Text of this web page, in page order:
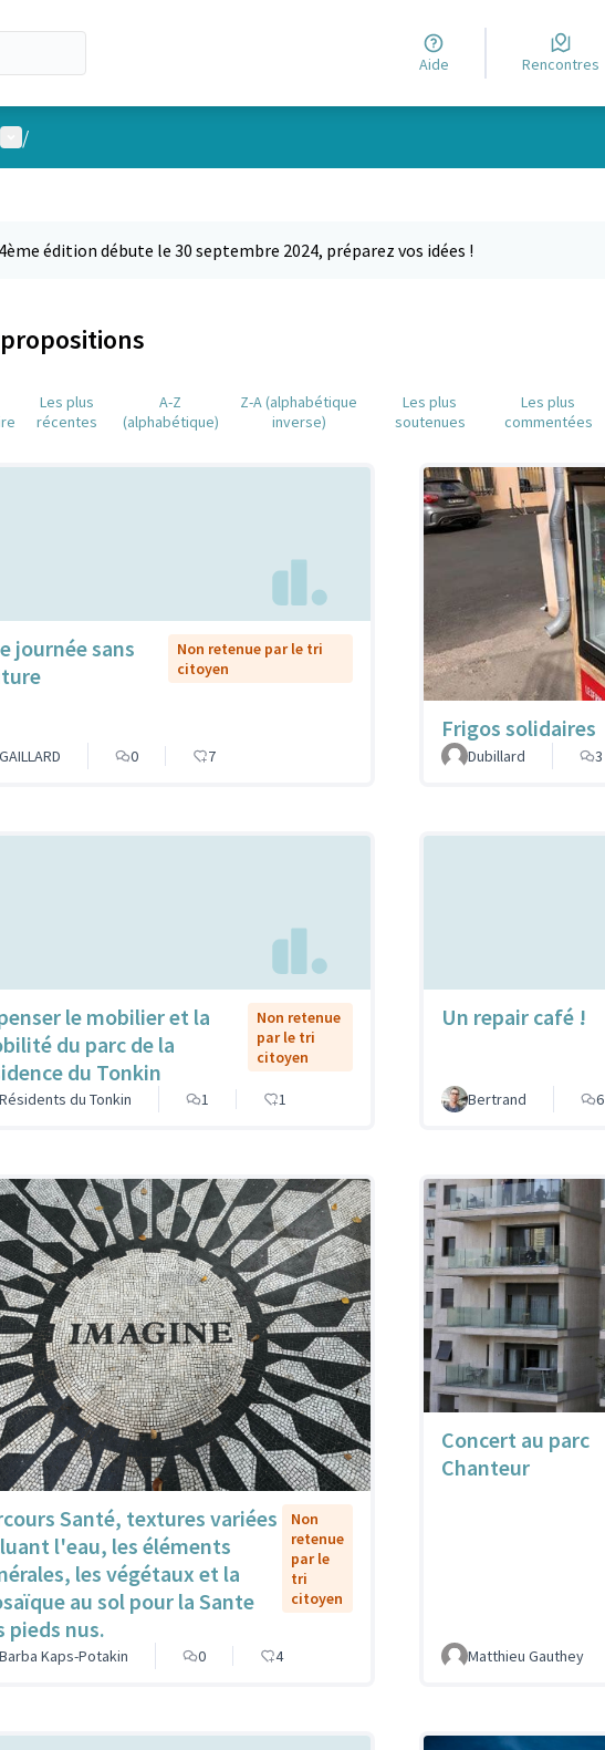
Aide Rencontres
Menu utilisateur
/
édition débute le 30 septembre 2024, préparez vos idées !
Les plus
récentes
A-Z
(alphabétique)
Z-A (alphabétique
inverse)
Les plus
soutenues
Les plus
commentées
journée sans
Non retenue par le tri
citoyen
GAILLARD 0 7
Frigos solidaires
Dubillard
3
le mobilier et la
du parc de la
du Tonkin
Non retenue
par le tri
citoyen
Résidents du Tonkin 1 1
Un repair café !
Bertrand 6
Santé, textures variées
l'eau, les éléments
les végétaux et la
au sol pour la Sante
pieds nus.
Non
retenue
par le
tri
citoyen
Barba Kaps-Potakin 0 4
Concert au parc
Chanteur
Matthieu Gauthey